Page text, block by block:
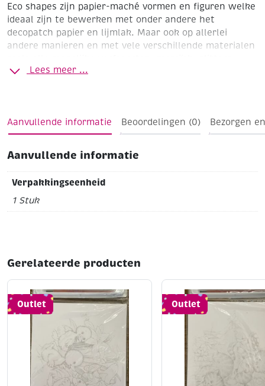
Eco shapes zijn papier-maché vormen en figuren welke
ideaal zijn te bewerken met onder andere het
decopatch papier en lijmlak. Maar ook op allerlei
andere manieren en met vele verschillende materialen
enz.. Het is een veelzijdig basismateriaal met leuke
onderzijde165 x 85 mm (lxb)Hoogte 90 mm
Lees meer ...
Aanvullende informatie Beoordelingen (0) Bezorgen
Aanvullende informatie
Verpakkingseenheid
1 Stuk
Gerelateerde producten
Outlet Outlet